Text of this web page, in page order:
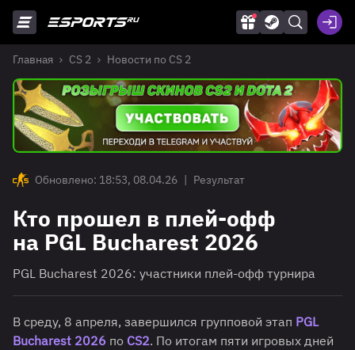
Главная CS 2 Новости по CS 2
Обновлено: 18:53, 08.04.26 | Результат
Кто прошел в плей-офф
на PGL Bucharest 2026
PGL Bucharest 2026: участники плей-офф турнира
В среду, 8 апреля, завершился групповой этап PGL
Bucharest 2026 по CS2. По итогам пяти игровых дней